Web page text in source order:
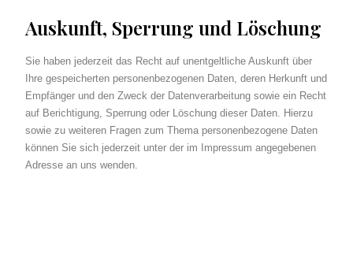
Auskunft, Sperrung und Löschung
Sie haben jederzeit das Recht auf unentgeltliche Auskunft über
Ihre gespeicherten personenbezogenen Daten, deren Herkunft und
Empfänger und den Zweck der Datenverarbeitung sowie ein Recht
auf Berichtigung, Sperrung oder Löschung dieser Daten. Hierzu
sowie zu weiteren Fragen zum Thema personenbezogene Daten
können Sie sich jederzeit unter der im Impressum angegebenen
Adresse an uns wenden.